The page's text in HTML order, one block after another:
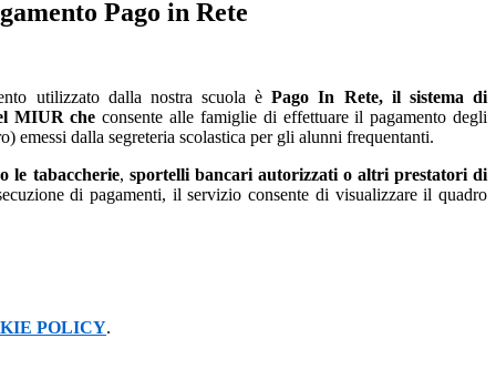
Pago in Rete
utilizzato dalla nostra scuola è Pago In Rete, il sistema di
MIURche consente alle famiglie di effettuare il pagamento degli
dalla segreteria scolastica per gli alunni frequentanti.
le tabaccherie, sportelli bancari autorizzati o altri prestatori di
di pagamenti, il servizio consente di visualizzare il quadro
POLICY.